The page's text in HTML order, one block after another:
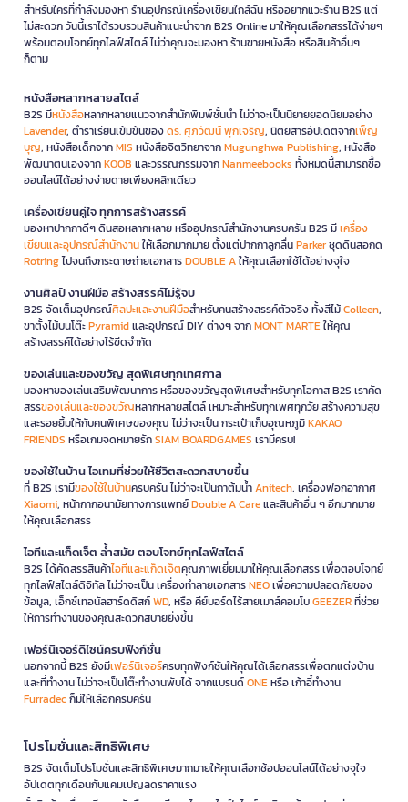
สำหรับใครที่กำลังมองหา ร้านอุปกรณ์เครื่องเขียนใกล้ฉัน หรืออยากแวะร้าน B2S แต่
ไม่สะดวก วันนี้เราได้รวบรวมสินค้าแนะนำจาก B2S Online มาให้คุณเลือกสรรได้ง่ายๆ
พร้อมตอบโจทย์ทุกไลฟ์สไตล์ ไม่ว่าคุณจะมองหา ร้านขายหนังสือ หรือสินค้าอื่นๆ
ก็ตาม
หนังสือหลากหลายสไตล์
B2S มีหนังสือหลากหลายแนวจากสำนักพิมพ์ชั้นนำ ไม่ว่าจะเป็นนิยายยอดนิยมอย่าง
Lavender, ตำราเรียนเข้มข้นของดร. ศุภวัฒน์ พุกเจริญ, นิตยสารอัปเดตจากเพ็ญ
บุญ, หนังสือเด็กจากMIS หนังสือจิตวิทยาจากMugunghwa Publishing, หนังสือ
พัฒนาตนเองจากKOOB และวรรณกรรมจากNanmeebooks ทั้งหมดนี้สามารถซื้อ
ออนไลน์ได้อย่างง่ายดายเพียงคลิกเดียว
เครื่องเขียนคู่ใจ ทุกการสร้างสรรค์
มองหาปากกาดีๆ ดินสอหลากหลาย หรืออุปกรณ์สำนักงานครบครัน B2S มีเครื่อง
เขียนและอุปกรณ์สำนักงานให้เลือกมากมาย ตั้งแต่ปากกาลูกลื่นParkerชุดดินสอกด
Rotringไปจนถึงกระดาษถ่ายเอกสารDOUBLE Aให้คุณเลือกใช้ได้อย่างจุใจ
งานศิลป์ งานฝีมือ สร้างสรรค์ไม่รู้จบ
B2S จัดเต็มอุปกรณ์ศิลปะและงานฝีมือสำหรับคนสร้างสรรค์ตัวจริง ทั้งสีไม้Colleen,
ขาตั้งไม้บนโต๊ะPyramidและอุปกรณ์ DIY ต่างๆ จากMONT MARTEให้คุณ
สร้างสรรค์ได้อย่างไร้ขีดจำกัด
ของเล่นและของขวัญ สุดพิเศษทุกเทศกาล
มองหาของเล่นเสริมพัฒนาการ หรือของขวัญสุดพิเศษสำหรับทุกโอกาส B2S เราคัด
สรรของเล่นและของขวัญหลากหลายสไตล์ เหมาะสำหรับทุกเพศทุกวัย สร้างความสุข
และรอยยิ้มให้กับคนพิเศษของคุณ ไม่ว่าจะเป็น กระเป๋าเก็บอุณหภูมิKAKAO
FRIENDS หรือเกมจดหมายรักSIAM BOARDGAMES เรามีครบ!
ของใช้ในบ้าน ไอเทมที่ช่วยให้ชีวิตสะดวกสบายขึ้น
ที่ B2S เรามีของใช้ในบ้านครบครัน ไม่ว่าจะเป็นกาต้มน้ำAnitech, เครื่องฟอกอากาศ
Xiaomi, หน้ากากอนามัยทางการแพทย์Double A Careและสินค้าอื่น ๆ อีกมากมาย
ให้คุณเลือกสรร
ไอทีและแก็ดเจ็ต ล้ำสมัย ตอบโจทย์ทุกไลฟ์สไตล์
B2S ได้คัดสรรสินค้าไอทีและแก็ดเจ็ตคุณภาพเยี่ยมมาให้คุณเลือกสรร เพื่อตอบโจทย์
ทุกไลฟ์สไตล์ดิจิทัล ไม่ว่าจะเป็น เครื่องทำลายเอกสารNEOเพื่อความปลอดภัยของ
ข้อมูล, เอ็กซ์เทอนัลฮาร์ดดิสก์WD, หรือ คีย์บอร์ดไร้สายเมาส์คอมโบGEEZERที่ช่วย
ให้การทำงานของคุณสะดวกสบายยิ่งขึ้น
เฟอร์นิเจอร์ดีไซน์ครบฟังก์ชั่น
นอกจากนี้ B2S ยังมีเฟอร์นิเจอร์ครบทุกฟังก์ชันให้คุณได้เลือกสรรเพื่อตกแต่งบ้าน
และที่ทำงาน ไม่ว่าจะเป็นโต๊ะทำงานพับได้ จากแบรนด์ONEหรือ เก้าอี้ทำงาน
Furradecก็มีให้เลือกครบครัน
โปรโมชั่นและสิทธิพิเศษ
B2S จัดเต็มโปรโมชั่นและสิทธิพิเศษมากมายให้คุณเลือกช้อปออนไลน์ได้อย่างจุใจ
อัปเดตทุกเดือนกับแคมเปญลดราคาแรง